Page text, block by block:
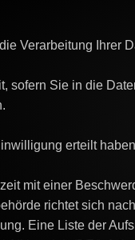
Verarbeitung Ihrer
sofern Sie in die
erteilt
mit einer
richtet sich
Eine Liste der